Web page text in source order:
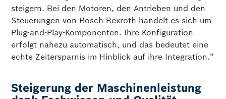
steigern. Bei den Motoren, den Antrieben und den
Steuerungen von Bosch Rexroth handelt es sich um
Plug-and-Play-Komponenten. Ihre Konfiguration
erfolgt nahezu automatisch, und das bedeutet eine
echte Zeitersparnis im Hinblick auf ihre Integration.“
Steigerung der Maschinenleistung